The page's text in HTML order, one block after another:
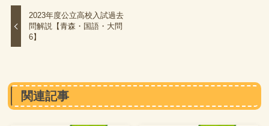
2023年度公立高校入試過去
問解説【青森・国語・大問
6】
関連記事